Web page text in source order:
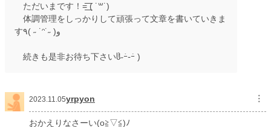
ただいまです！=͟͟͞͞ ( ˙꒳​˙)
体調管理をしっかりして頑張って文章を書いていきま
す٩( ˶ ˙ᵔ˙˶ )و
続きも是非お待ち下さいჱ̒˶ｰ̀֊ｰ́ )
2023.11.05yrpyon ︙
おかえりなさーい(o≧▽≦)ﾉ